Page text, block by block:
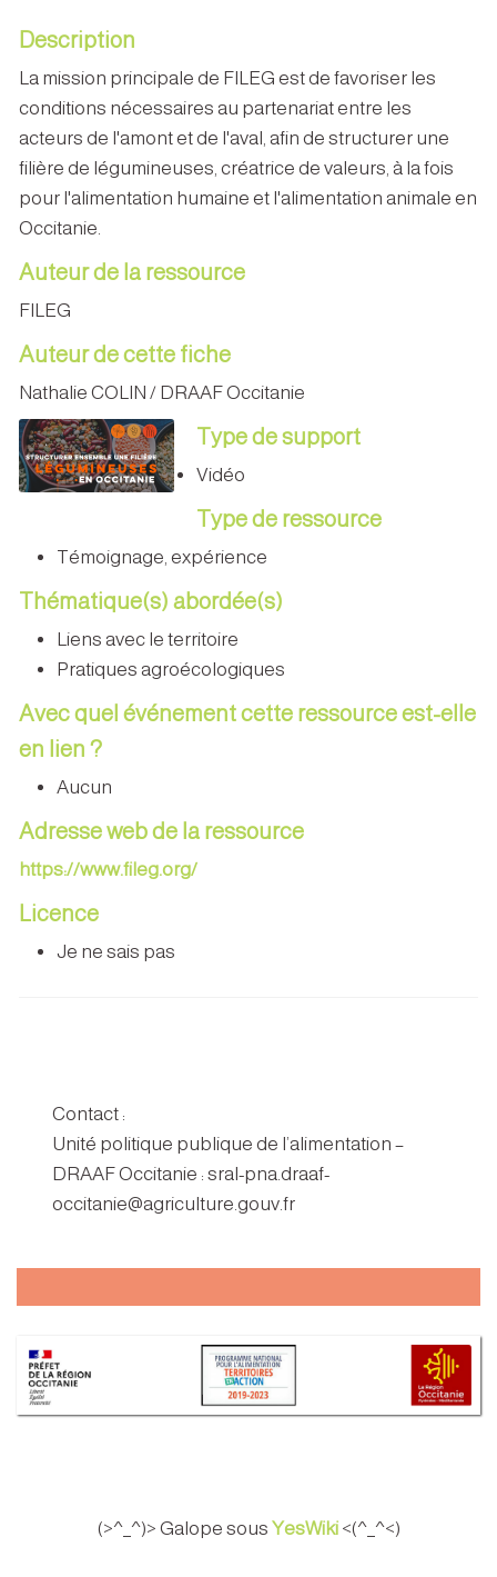
Description
La mission principale de FILEG est de favoriser les
conditions nécessaires au partenariat entre les
acteurs de l'amont et de l'aval, afin de structurer une
filière de légumineuses, créatrice de valeurs, à la fois
pour l'alimentation humaine et l'alimentation animale en
Occitanie.
Auteur de la ressource
FILEG
Auteur de cette fiche
Nathalie COLIN / DRAAF Occitanie
Type de support
Vidéo
Type de ressource
Témoignage, expérience
Thématique(s) abordée(s)
Liens avec le territoire
Pratiques agroécologiques
Avec quel événement cette ressource est-elle
en lien ?
Aucun
Adresse web de la ressource
https://www.fileg.org/
Licence
Je ne sais pas
Contact :
Unité politique publique de l’alimentation –
DRAAF Occitanie : sral-pna.draaf-
occitanie@agriculture.gouv.fr
(>^_^)> Galope sous YesWiki<(^_^<)